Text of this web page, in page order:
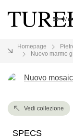
Homepage
Nuovo marmo
Vedi collezione
SPECS